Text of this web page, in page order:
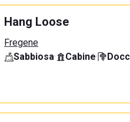
Hang Loose
Fregene
Sabbiosa· Cabine·